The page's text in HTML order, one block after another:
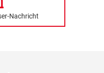
Nachricht